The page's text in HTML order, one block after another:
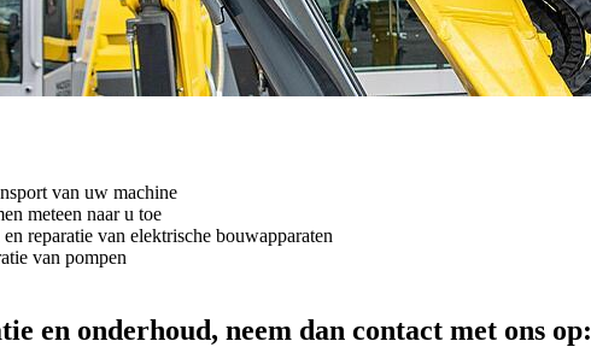
van uw machine
meteen naar u toe
reparatie van elektrische bouwapparaten
van pompen
en onderhoud, neem dan contact met ons op: